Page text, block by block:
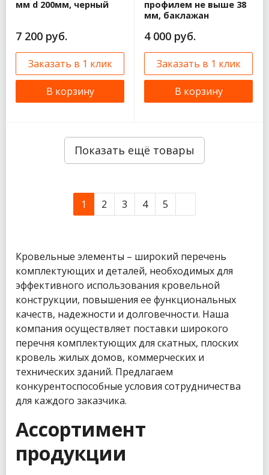
мм d 200мм, черный
7 200 руб.
Заказать в 1 клик
В корзину
профилем не выше 38
мм, баклажан
4 000 руб.
Заказать в 1 клик
В корзину
Показать ещё товары
1 2 3 4 5
Кровельные элементы – широкий перечень
комплектующих и деталей, необходимых для
эффективного использования кровельной
конструкции, повышения ее функциональных
качеств, надежности и долговечности. Наша
компания осуществляет поставки широкого
перечня комплектующих для скатных, плоских
кровель жилых домов, коммерческих и
технических зданий. Предлагаем
конкурентоспособные условия сотрудничества
для каждого заказчика.
Ассортимент
продукции